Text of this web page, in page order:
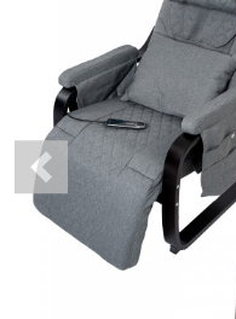
Previous